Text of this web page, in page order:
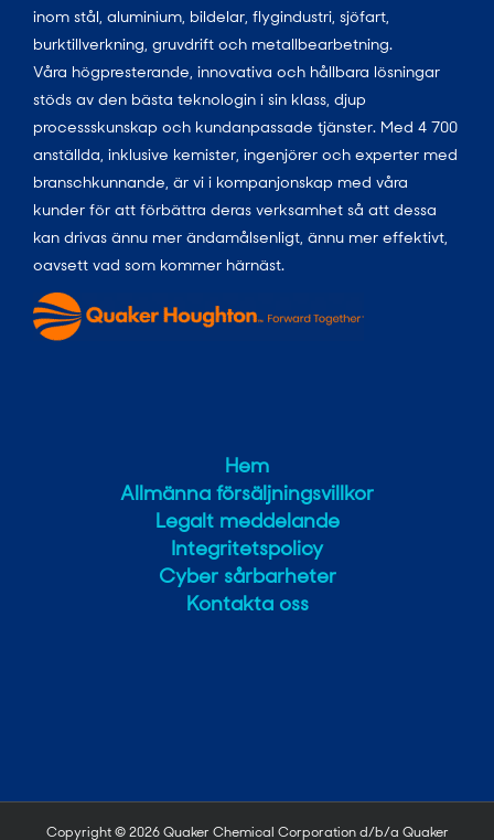
inom stål, aluminium, bildelar, flygindustri, sjöfart,
burktillverkning, gruvdrift och metallbearbetning.
Våra högpresterande, innovativa och hållbara lösningar
stöds av den bästa teknologin i sin klass, djup
processskunskap och kundanpassade tjänster. Med 4 700
anställda, inklusive kemister, ingenjörer och experter med
branschkunnande, är vi i kompanjonskap med våra
kunder för att förbättra deras verksamhet så att dessa
kan drivas ännu mer ändamålsenligt, ännu mer effektivt,
oavsett vad som kommer härnäst.
Hem
Allmänna försäljningsvillkor
Legalt meddelande
Integritetspolicy
Cyber sårbarheter
Kontakta oss
Copyright ©2026 Quaker Chemical Corporation d/b/a Quaker